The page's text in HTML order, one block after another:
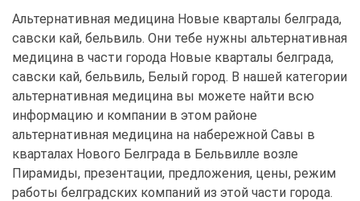
Альтернативная медицина Новые кварталы белграда,
савски кай, бельвиль. Они тебе нужны альтернативная
медицина в части города Новые кварталы белграда,
савски кай, бельвиль, Белый город. В нашей категории
альтернативная медицина вы можете найти всю
информацию и компании в этом районе
альтернативная медицина на набережной Савы в
кварталах Нового Белграда в Бельвилле возле
Пирамиды, презентации, предложения, цены, режим
работы белградских компаний из этой части города.